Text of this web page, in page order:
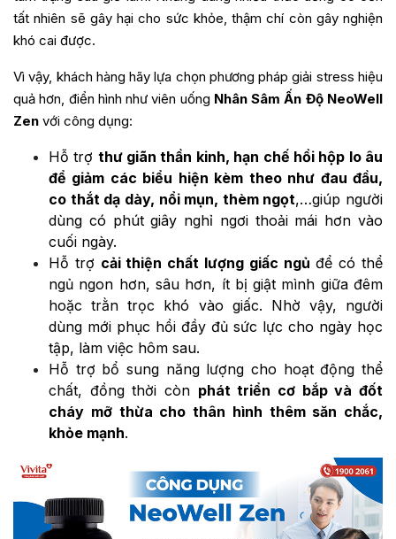
tất nhiên sẽ gây hại cho sức khỏe, thậm chí còn gây nghiện
khó cai được.
Vì vậy, khách hàng hãy lựa chọn phương pháp giải stress hiệu
quả hơn, điển hình như viên uống Nhân Sâm Ấn Độ NeoWell
Zen với công dụng:
Hỗ trợ thư giãn thần kinh, hạn chế hồi hộp lo âu
để giảm các biểu hiện kèm theo như đau đầu,
co thắt dạ dày, nổi mụn, thèm ngọt,…giúp người
dùng có phút giây nghỉ ngơi thoải mái hơn vào
cuối ngày.
Hỗ trợ cải thiện chất lượng giấc ngủ để có thể
ngủ ngon hơn, sâu hơn, ít bị giật mình giữa đêm
hoặc trằn trọc khó vào giấc. Nhờ vậy, người
dùng mới phục hồi đầy đủ sức lực cho ngày học
tập, làm việc hôm sau.
Hỗ trợ bổ sung năng lượng cho hoạt động thể
chất, đồng thời còn phát triển cơ bắp và đốt
cháy mỡ thừa cho thân hình thêm săn chắc,
khỏe mạnh.